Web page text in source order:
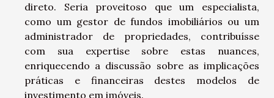
direto. Seria proveitoso que um especialista,
como um gestor de fundos imobiliários ou um
administrador de propriedades, contribuísse
com sua expertise sobre estas nuances,
enriquecendo a discussão sobre as implicações
práticas e financeiras destes modelos de
investimento em imóveis.